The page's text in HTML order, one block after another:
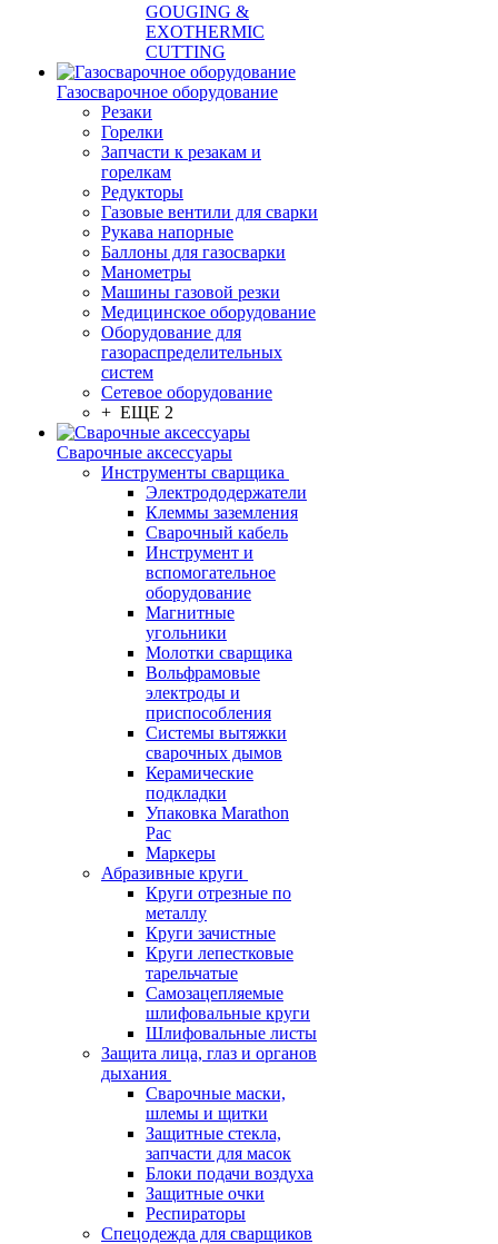
GOUGING &
EXOTHERMIC
CUTTING
Газосварочное оборудование
Резаки
Горелки
Запчасти к резакам и
горелкам
Редукторы
Газовые вентили для сварки
Рукава напорные
Баллоны для газосварки
Манометры
Машины газовой резки
Медицинское оборудование
Оборудование для
газораспределительных
систем
Сетевое оборудование
+ ЕЩЕ 2
Сварочные аксессуары
Инструменты сварщика
Электрододержатели
Клеммы заземления
Сварочный кабель
Инструмент и
вспомогательное
оборудование
Магнитные
угольники
Молотки сварщика
Вольфрамовые
электроды и
приспособления
Системы вытяжки
сварочных дымов
Керамические
подкладки
Упаковка Marathon
Pac
Маркеры
Абразивные круги
Круги отрезные по
металлу
Круги зачистные
Круги лепестковые
тарельчатые
Самозацепляемые
шлифовальные круги
Шлифовальные листы
Защита лица, глаз и органов
дыхания
Сварочные маски,
шлемы и щитки
Защитные стекла,
запчасти для масок
Блоки подачи воздуха
Защитные очки
Респираторы
Спецодежда для сварщиков